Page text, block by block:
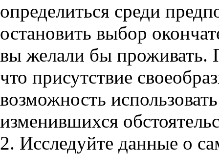
определиться среди
остановить выбор
вы желали бы
что присутствие
возможность
изменившихся
2. Исследуйте данные о